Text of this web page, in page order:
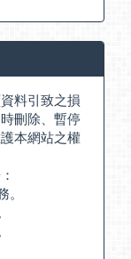
料引致之損
刪除、暫停
本網站之權